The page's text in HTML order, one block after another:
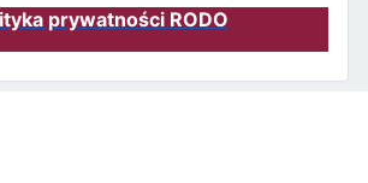
prywatności RODO